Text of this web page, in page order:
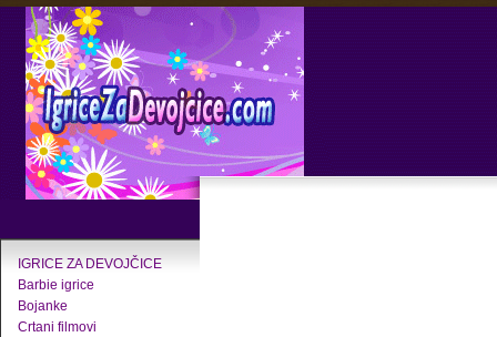
IGRICE ZA DEVOJČICE
Barbie igrice
Bojanke
Crtani filmovi